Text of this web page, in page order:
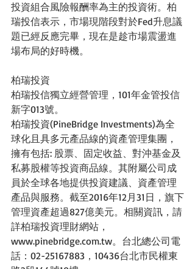
投資組合風險報酬率為主的投資術。柏
瑞投信表示，市場現階段對於Fed升息議
題已經反應完畢，現在是趁市場震盪進
場布局的好時機。
柏瑞投資
柏瑞投信獨立經營管理，101年金管投信
新字013號。
柏瑞投資(PineBridge Investments)為全
球化且具多元產品線的資產管理集團，
擁有包括: 股票、固定收益、對沖基金及
私募股權等投資商品線。其附屬公司成
員於全球各地提供投資建議、資產管理
產品與服務。截至2016年12月31日，旗下
管理資產超過827億美元。相關資訊，請
詳柏瑞投資理財網站，
www.pinebridge.com.tw。台北總公司電
話：02-25167883，10436台北市民權東